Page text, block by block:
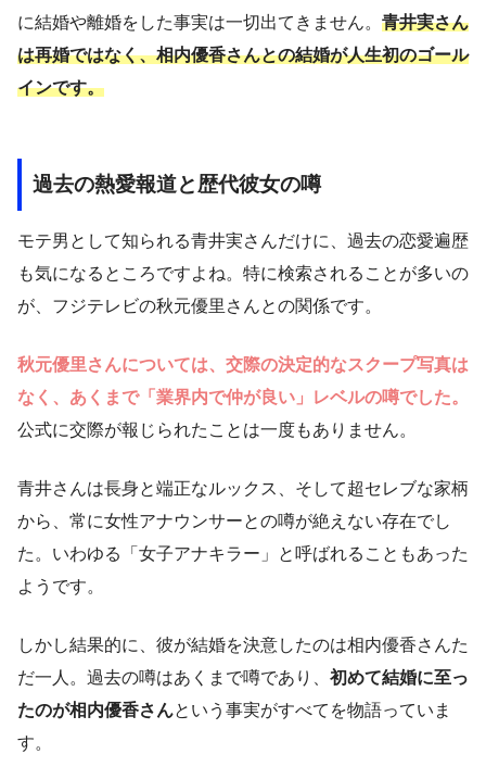
に結婚や離婚をした事実は一切出てきません。 青井実さん
は再婚ではなく、相内優香さんとの結婚が人生初のゴール
インです。
過去の熱愛報道と歴代彼女の噂
モテ男として知られる青井実さんだけに、過去の恋愛遍歴
も気になるところですよね。特に検索されることが多いの
が、フジテレビの秋元優里さんとの関係です。
秋元優里さんについては、交際の決定的なスクープ写真は
なく、あくまで「業界内で仲が良い」レベルの噂でした。
公式に交際が報じられたことは一度もありません。
青井さんは長身と端正なルックス、そして超セレブな家柄
から、常に女性アナウンサーとの噂が絶えない存在でし
た。いわゆる「女子アナキラー」と呼ばれることもあった
ようです。
しかし結果的に、彼が結婚を決意したのは相内優香さんた
だ一人。過去の噂はあくまで噂であり、 初めて結婚に至っ
たのが相内優香さんという事実がすべてを物語っていま
す。